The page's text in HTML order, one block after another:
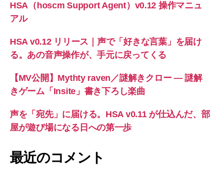
HSA（hoscm Support Agent）v0.12 操作マニュ
アル
HSA v0.12 リリース｜声で「好きな言葉」を届け
る。あの音声操作が、手元に戻ってくる
【MV公開】Mythty raven／謎解きクロー — 謎解
きゲーム「Insite」書き下ろし楽曲
声を「宛先」に届ける。HSA v0.11 が仕込んだ、部
屋が遊び場になる日への第一歩
最近のコメント